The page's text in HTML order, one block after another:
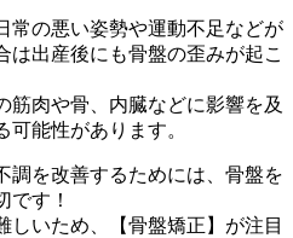
常の悪い姿勢や運動不足などが
は出産後にも骨盤の歪みが起こ
筋肉や骨、内臓などに影響を及
能性があります。
調を改善するためには、骨盤を
です！
しいため、【骨盤矯正】が注目